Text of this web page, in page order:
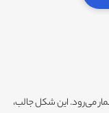
می‌رود. این شکل جالب،